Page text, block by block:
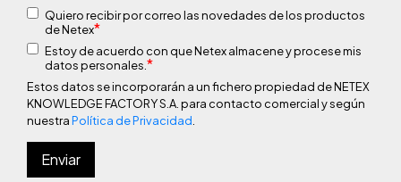
Quiero recibir por correo las novedades de los productos
de Netex*
Estoy de acuerdo con que Netex almacene y procese mis
datos personales. *
Estos datos se incorporarán a un fichero propiedad de NETEX
KNOWLEDGE FACTORY S.A. para contacto comercial y según
nuestraPolítica de Privacidad